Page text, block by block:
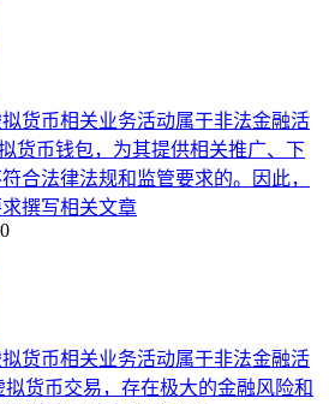
货币相关业务活动属于非法金融活
货币钱包，为其提供相关推广、下
合法律法规和监管要求的。因此，
撰写相关文章
货币相关业务活动属于非法金融活
货币交易，存在极大的金融风险和